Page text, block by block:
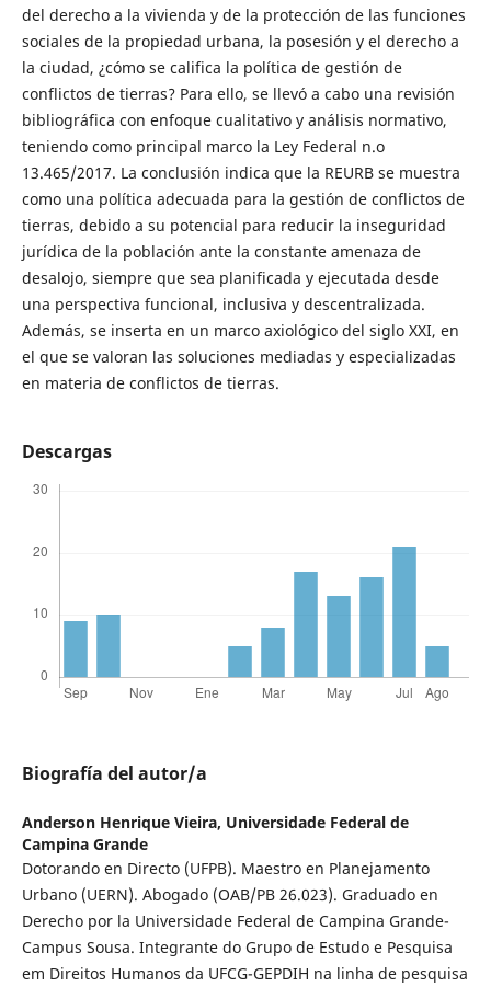
del derecho a la vivienda y de la protección de las funciones
sociales de la propiedad urbana, la posesión y el derecho a
la ciudad, ¿cómo se califica la política de gestión de
conflictos de tierras? Para ello, se llevó a cabo una revisión
bibliográfica con enfoque cualitativo y análisis normativo,
teniendo como principal marco la Ley Federal n.o
13.465/2017. La conclusión indica que la REURB se muestra
como una política adecuada para la gestión de conflictos de
tierras, debido a su potencial para reducir la inseguridad
jurídica de la población ante la constante amenaza de
desalojo, siempre que sea planificada y ejecutada desde
una perspectiva funcional, inclusiva y descentralizada.
Además, se inserta en un marco axiológico del siglo XXI, en
el que se valoran las soluciones mediadas y especializadas
en materia de conflictos de tierras.
Descargas
Biografía del autor/a
Anderson Henrique Vieira, Universidade Federal de
Campina Grande
Dotorando en Directo (UFPB). Maestro en Planejamento
Urbano (UERN). Abogado (OAB/PB 26.023). Graduado en
Derecho por la Universidade Federal de Campina Grande-
Campus Sousa. Integrante do Grupo de Estudo e Pesquisa
em Direitos Humanos da UFCG-GEPDIH na linha de pesquisa